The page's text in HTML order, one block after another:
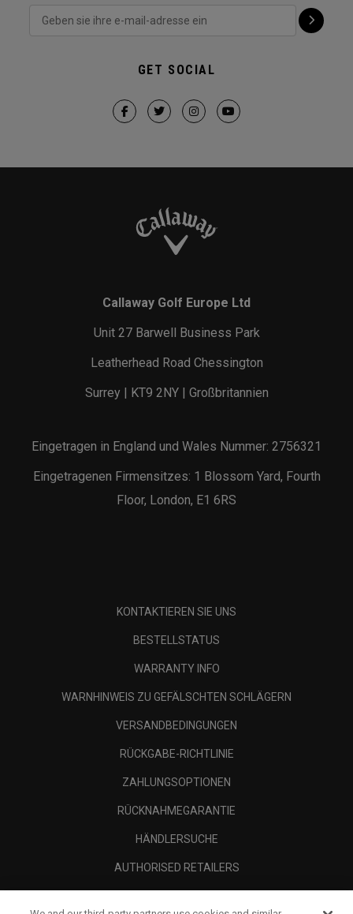
GET SOCIAL
Callaway Golf Europe Ltd
Unit 27 Barwell Business Park
Leatherhead Road Chessington
Surrey | KT9 2NY | Großbritannien
Eingetragen in England und Wales Nummer: 2756321
Eingetragenen Firmensitzes: 1 Blossom Yard, Fourth
Floor, London, E1 6RS
KONTAKTIEREN SIE UNS
BESTELLSTATUS
WARRANTY INFO
WARNHINWEIS ZU GEFÄLSCHTEN SCHLÄGERN
VERSANDBEDINGUNGEN
RÜCKGABE-RICHTLINIE
ZAHLUNGSOPTIONEN
RÜCKNAHMEGARANTIE
HÄNDLERSUCHE
AUTHORISED RETAILERS